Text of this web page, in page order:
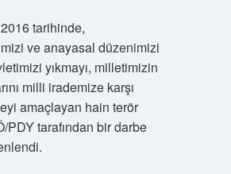
tarihinde,
ve anayasal düzenimizi
yıkmayı, milletimizin
milli irademize karşı
amaçlayan hain terör
PDY tarafından bir darbe